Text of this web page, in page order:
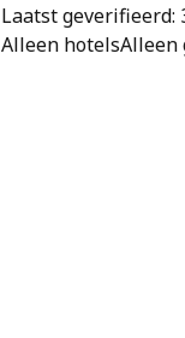
Laatst geverifieerd:
Alleen hotelsAlleen